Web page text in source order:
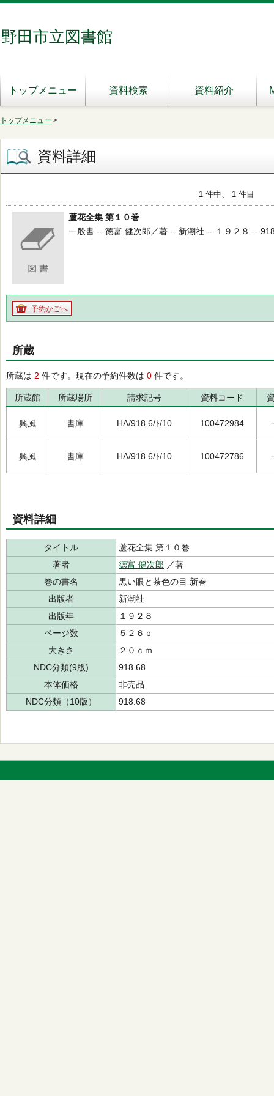
野田市立図書館
トップメニュー 資料検索 資料紹介
トップメニュー >
資料詳細
1 件中、 1 件目
蘆花全集 第１０巻
一般書 -- 徳富 健次郎／著 -- 新潮社 -- １９２８ --
予約かごへ
所蔵
所蔵は 2 件です。現在の予約件数は 0 件です。
所蔵館 所蔵場所 請求記号 資料コード
興風 書庫 HA/918.6/ﾄ/10 100472984
興風 書庫 HA/918.6/ﾄ/10 100472786
資料詳細
タイトル
蘆花全集 第１０巻
著者
徳富 健次郎 ／著
巻の書名
黒い眼と茶色の目 新春
出版者
新潮社
出版年
１９２８
ページ数
５２６ｐ
大きさ
２０ｃｍ
NDC分類(9版)
918.68
本体価格
非売品
NDC分類（10版）
918.68